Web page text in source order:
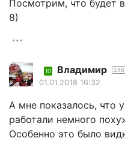
Посмотрим, что будет
8)
10 Владимир
01.01.2018 16:32
А мне показалось, что
работали немного
Особенно это было